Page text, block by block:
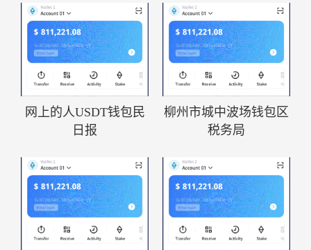
网上的人USDT钱包民
日报
柳州市城中波场钱包区
税务局